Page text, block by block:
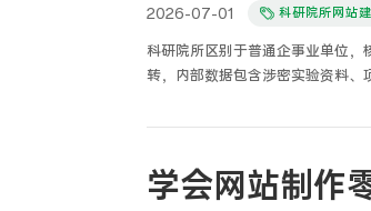
2026-07-01 科研院所网站
科研院所区别于普通企事业单位，
转，内部数据包含涉密实验资料、
单字段便投入使用，上线后普遍
产化适配改造、分级保密体系搭建
权限保密、信创全栈兼容、科研档
学会网站制作